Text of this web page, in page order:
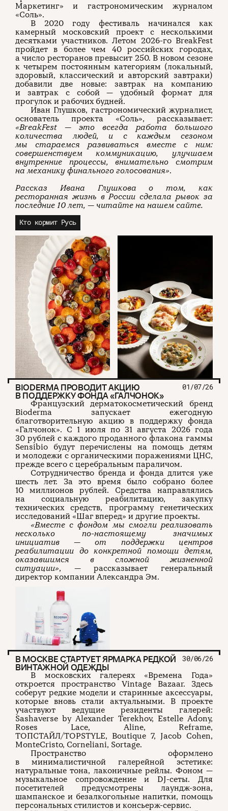
Маркетинг» и гастрономическим журналом
«Соль».
В 2020 году фестиваль начинался как
камерный московский проект с несколькими
десятками участников. Летом 2026-го BreakFest
пройдет в более чем 40 российских городах,
а число ресторанов превысит 250. В новом сезоне
к четырем постоянным категориям (локальный,
здоровый, классический и авторский завтраки)
добавили две новые: завтрак на компанию
и завтрак с собой — удобный формат для
прогулок и рабочих будней.
Иван Глушков, гастрономический журналист,
основатель проекта «Соль», рассказывает:
«BreakFest — это всегда работа большого
количества людей, и с каждым сезоном
мы стараемся развиваться вместе с ним:
совершенствуем коммуникацию, улучшаем
внутренние процессы, внимательно смотрим
на механику финального голосования».
Рассказ Ивана Глушкова о том, как
ресторанная жизнь в России сделала рывок за
последние 10 лет, — читайте на нашем сайте.
Кто кормит Русь
BIODERMA ПРОВОДИТ АКЦИЮ
В ПОДДЕРЖКУ ФОНДА «ГАЛЧОНОК»
01/07/26
Французский дерматокосметический бренд
Bioderma запускает ежегодную
благотворительную акцию в поддержку фонда
«Галчонок». С 1 июля по 31 августа 2026 года
30 рублей с каждого проданного флакона гаммы
Sensibio будут перечислены на помощь детям
и молодежи с органическими поражениями ЦНС,
прежде всего с церебральным параличом.
Сотрудничество бренда и фонда длится уже
шесть лет. За это время было собрано более
10 миллионов рублей. Средства направлялись
на социальную реабилитацию, закупку
технических средств, программу генетических
исследований «Шаг вперед» и другие проекты.
«Вместе с фондом мы смогли реализовать
несколько по-настоящему значимых
инициатив — от поддержки центров
реабилитации до конкретной помощи детям,
оказавшимся в сложной жизненной
ситуации», — рассказывает генеральный
директор компании Александра Эм.
В МОСКВЕ СТАРТУЕТ ЯРМАРКА РЕДКОЙ
ВИНТАЖНОЙ ОДЕЖДЫ
30/06/26
В московских галереях «Времена Года»
откроется пространство Vintage Bazaar. Здесь
соберут редкие модели и старинные аксессуары,
которые вновь стали актуальными. В проекте
участвуют ведущие резиденты галерей:
Sashaverse by Alexander Terekhov, Estelle Adony,
Roses Lace, Aline, Reframe,
ТОПСТАЙЛ/TOPSTYLE, Boutique 7, Jacob Cohen,
MonteCristo, Corneliani, Sortage.
Пространство оформлено
в минималистичной галерейной эстетике:
натуральные тона, лаконичные рейлы. Фоном —
музыкальное сопровождение и DJ-сеты. Для
посетителей предусмотрены лаундж-зона,
шампанское и безалкогольные напитки, помощь
персональных стилистов и консьерж-сервис.